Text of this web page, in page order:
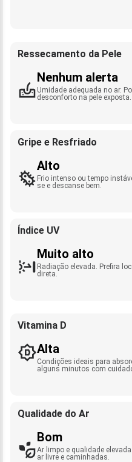
Ressecamento da Pele
Nenhum alerta
Umidade adequada no ar.
desconforto na pele exposta.
Gripe e Resfriado
Alto
Frio intenso ou tempo
se e descanse bem.
Índice UV
Muito alto
Radiação elevada. Prefira
direta.
Vitamina D
Alta
Condições ideais para
alguns minutos com
Qualidade do Ar
Bom
Ar limpo e qualidade
ar livre e caminhadas.